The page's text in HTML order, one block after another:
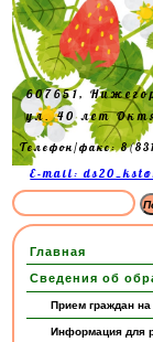
607651,
ул. 40 лет
Телефон/факс:
E-mail:
Главная
Сведения об
Прием граждан
Информация для